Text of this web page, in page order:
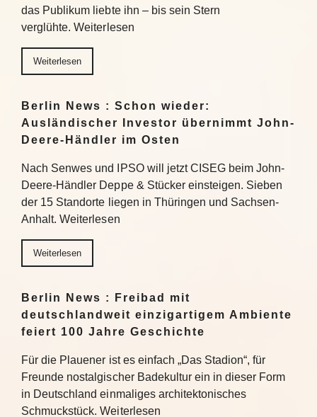
das Publikum liebte ihn – bis sein Stern
verglühte. Weiterlesen
Weiterlesen
Berlin News : Schon wieder:
Ausländischer Investor übernimmt John-
Deere-Händler im Osten
Nach Senwes und IPSO will jetzt CISEG beim John-
Deere-Händler Deppe & Stücker einsteigen. Sieben
der 15 Standorte liegen in Thüringen und Sachsen-
Anhalt. Weiterlesen
Weiterlesen
Berlin News : Freibad mit
deutschlandweit einzigartigem Ambiente
feiert 100 Jahre Geschichte
Für die Plauener ist es einfach „Das Stadion“, für
Freunde nostalgischer Badekultur ein in dieser Form
in Deutschland einmaliges architektonisches
Schmuckstück. Weiterlesen